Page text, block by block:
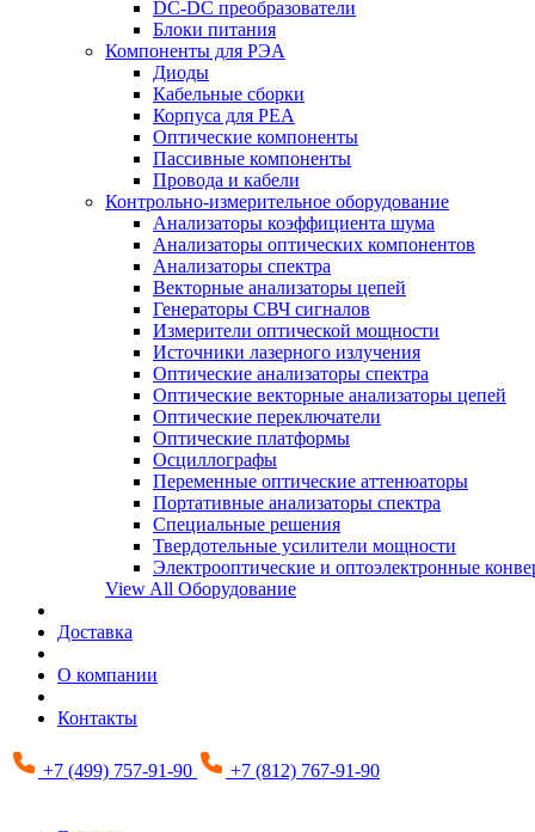
DC-DC преобразователи
Блоки питания
Компоненты для РЭА
Диоды
Кабельные сборки
Корпуса для РЕА
Оптические компоненты
Пассивные компоненты
Провода и кабели
Контрольно-измерительное оборудование
Анализаторы коэффициента шума
Анализаторы оптических компонентов
Анализаторы спектра
Векторные анализаторы цепей
Генераторы СВЧ сигналов
Измерители оптической мощности
Источники лазерного излучения
Оптические анализаторы спектра
Оптические векторные анализаторы цепей
Оптические переключатели
Оптические платформы
Осциллографы
Переменные оптические аттенюаторы
Портативные анализаторы спектра
Специальные решения
Твердотельные усилители мощности
Электрооптические и оптоэлектронные
View All Оборудование
Доставка
О компании
Контакты
+7 (499) 757-91-90 +7 (812) 767-91-90